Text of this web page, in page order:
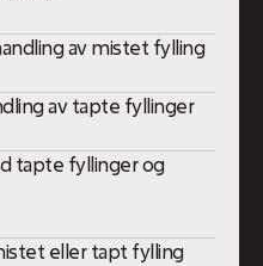
av mistet fylling
av tapte fyllinger
tapte fyllinger og
eller tapt fylling